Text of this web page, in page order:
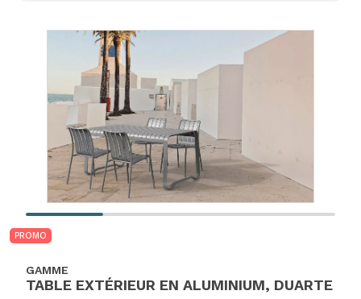
PROMO
GAMME
TABLE EXTÉRIEUR EN ALUMINIUM, DUARTE